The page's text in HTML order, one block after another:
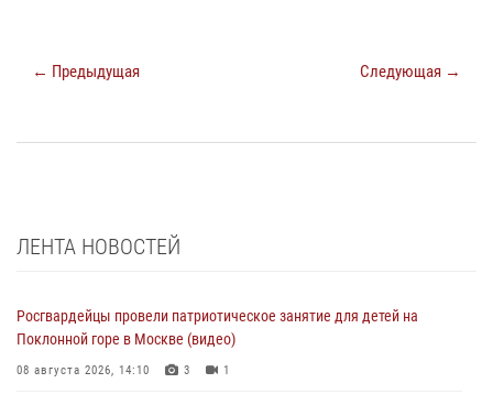
← Предыдущая Следующая →
ЛЕНТА НОВОСТЕЙ
Росгвардейцы провели патриотическое занятие для детей на
Поклонной горе в Москве (видео)
08 августа 2026, 14:10 3 1